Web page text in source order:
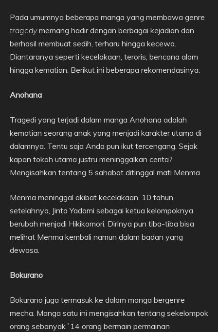
Pada umumnya beberapa manga yang membawa genre
tragedymemang hadir dengan berbagai kejadian dan
berhasil membuat sedih, terharu hingga kecewa.
Diantaranya seperti kecelakaan, teroris, bencana alam
hingga kematian. Berikut ini beberapa rekomendasinya:
Anohana
Tragedi yang terjadi dalam manga Anohana adalah
kematian seorang anak yang menjadi karakter utama di
dalamnya. Tentu saja Anda pun ikut tercengang. Sejak
kapan tokoh utama justru meninggalkan cerita?
Mengisahkan tentang 5 sahabat ditinggal mati Menma.
Menma meninggal akibat kecelakaan. 10 tahun
setelahnya, Jinta Yadomi sebagai ketua kelompoknya
berubah menjadi Hikikomori. Dirinya pun tiba-tiba bisa
melihat Menma kembali namun dalam badan yang
dewasa.
Bokurano
Bokurano juga termasuk ke dalam manga bergenre
mecha. Manga satu ini mengisahkan tentang sekelompok
orang sebanyak `14 orang bermain permainan